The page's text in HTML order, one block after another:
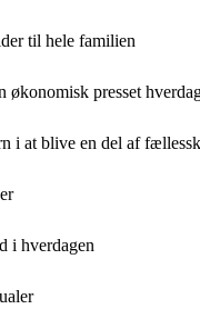
til hele familien
økonomisk presset
i at blive en del af
i hverdagen